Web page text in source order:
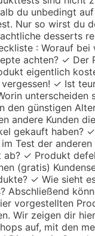
du unbedingt
Nur so wirst du
desserts
: Worauf bei
achten? ✓ Der
eigentlich
✓ Ist
unterscheiden
den günstigen
andere Kunden
gekauft haben?
Test der
ab? ✓ Produkt
(gratis)
✓ Wie sieht
Abschließend
vorgestellten
Wir zeigen dir
auf, mit den